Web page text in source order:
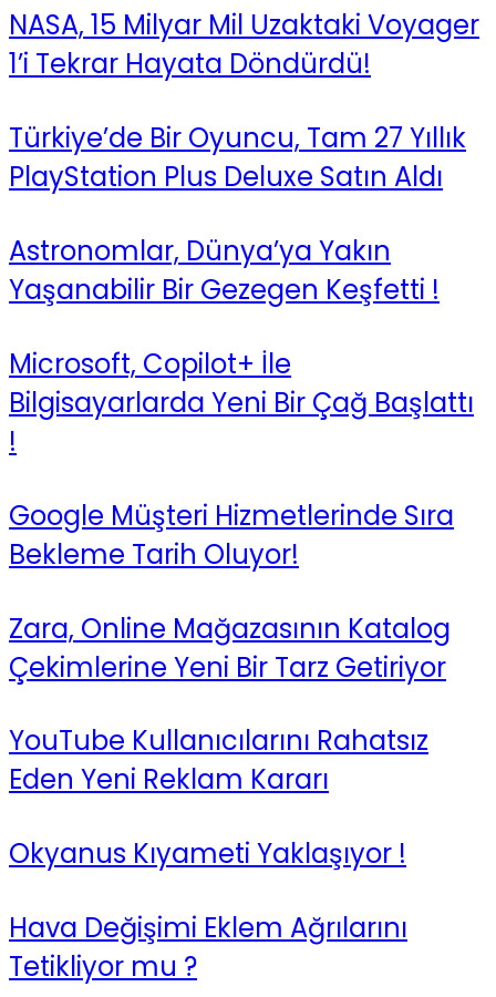
NASA, 15 Milyar Mil Uzaktaki Voyager
1’i Tekrar Hayata Döndürdü!
Türkiye’de Bir Oyuncu, Tam 27 Yıllık
PlayStation Plus Deluxe Satın Aldı
Astronomlar, Dünya’ya Yakın
Yaşanabilir Bir Gezegen Keşfetti !
Microsoft, Copilot+ İle
Bilgisayarlarda Yeni Bir Çağ Başlattı
!
Google Müşteri Hizmetlerinde Sıra
Bekleme Tarih Oluyor!
Zara, Online Mağazasının Katalog
Çekimlerine Yeni Bir Tarz Getiriyor
YouTube Kullanıcılarını Rahatsız
Eden Yeni Reklam Kararı
Okyanus Kıyameti Yaklaşıyor !
Hava Değişimi Eklem Ağrılarını
Tetikliyor mu ?